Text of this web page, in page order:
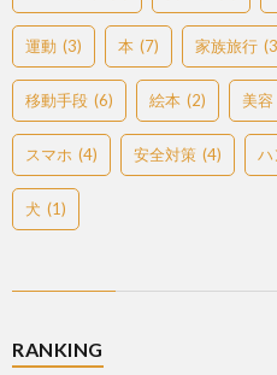
運動 (3) 本 (7) 家族旅行
移動手段 (6) 絵本 (2) 美容
スマホ (4) 安全対策 (4) ハ
犬 (1)
RANKING